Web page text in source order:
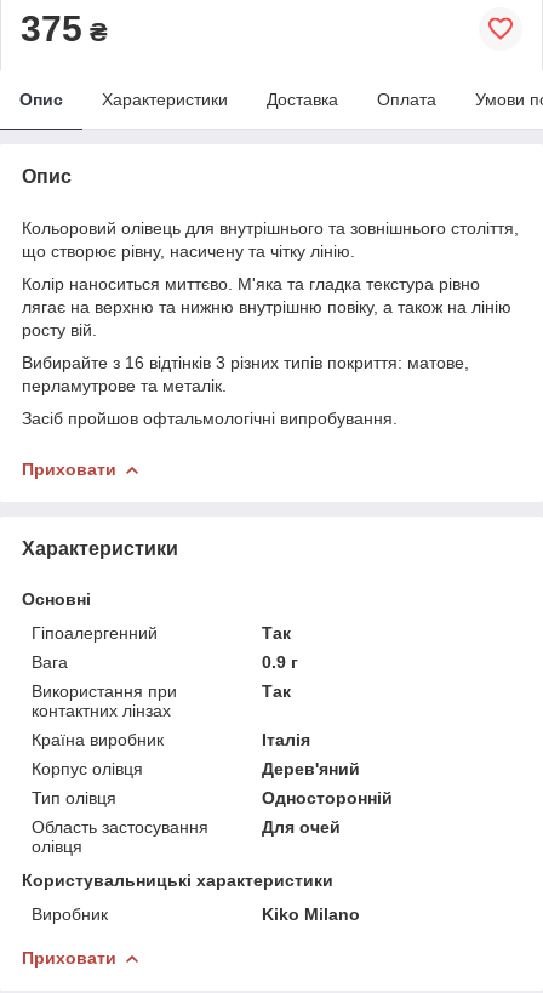
375 ₴
Опис Характеристики Доставка Оплата Умови
Опис
Кольоровий олівець для внутрішнього та зовнішнього століття,
що створює рівну, насичену та чітку лінію.
Колір наноситься миттєво. М'яка та гладка текстура рівно
лягає на верхню та нижню внутрішню повіку, а також на лінію
росту вій.
Вибирайте з 16 відтінків 3 різних типів покриття: матове,
перламутрове та металік.
Засіб пройшов офтальмологічні випробування.
Приховати
Характеристики
Основні
Гіпоалергенний
Так
Вага
0.9 г
Використання при
контактних лінзах
Так
Країна виробник
Італія
Корпус олівця
Дерев'яний
Тип олівця
Односторонній
Область застосування
олівця
Для очей
Користувальницькі характеристики
Виробник
Kiko Milano
Приховати